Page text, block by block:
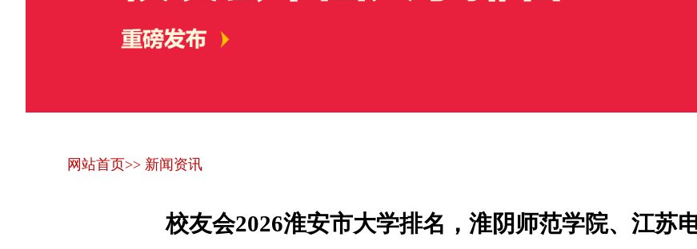
网站首页>> 新闻资讯
校友会2026淮安市大学排名，淮阴师范学院、江苏